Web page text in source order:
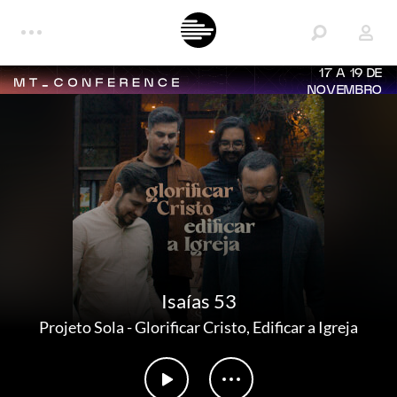
17 A 19 DE
NOVEMBRO
Isaías 53
Projeto Sola-Glorificar Cristo, Edificar a Igreja